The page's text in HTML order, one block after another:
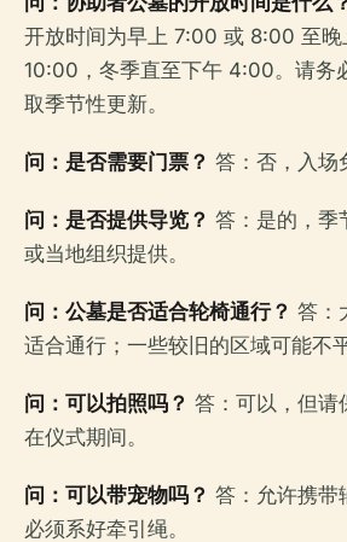
开放时间为早上 7:00 或 8:00 至
10:00，冬季直至下午 4:00。请务
取季节性更新。
问：是否需要门票？ 答：否，入场
问：是否提供导览？ 答：是的，季
或当地组织提供。
问：公墓是否适合轮椅通行？ 答：
适合通行；一些较旧的区域可能不平
问：可以拍照吗？ 答：可以，但请
在仪式期间。
问：可以带宠物吗？ 答：允许携带
必须系好牵引绳。